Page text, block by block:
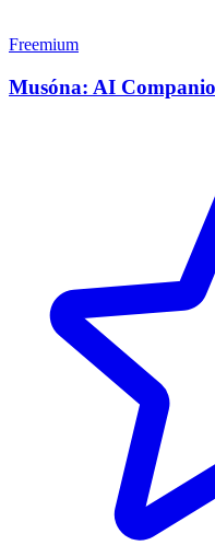
Freemium
Musóna: AI